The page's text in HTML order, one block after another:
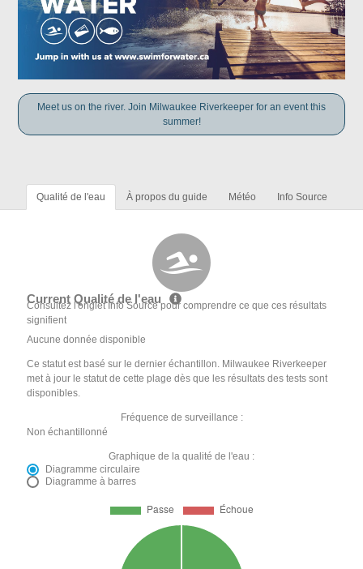
Meet us on the river. Join Milwaukee Riverkeeper for an event this
summer!
Qualité de l'eau À propos du guide Météo Info Source
Current Qualité de l'eau
Consultez l'onglet Info Source pour comprendre ce que ces résultats
signifient
Aucune donnée disponible
Ce statut est basé sur le dernier échantillon. Milwaukee Riverkeeper
met à jour le statut de cette plage dès que les résultats des tests sont
disponibles.
Fréquence de surveillance :
Non échantillonné
Graphique de la qualité de l'eau :
Diagramme circulaire
Diagramme à barres